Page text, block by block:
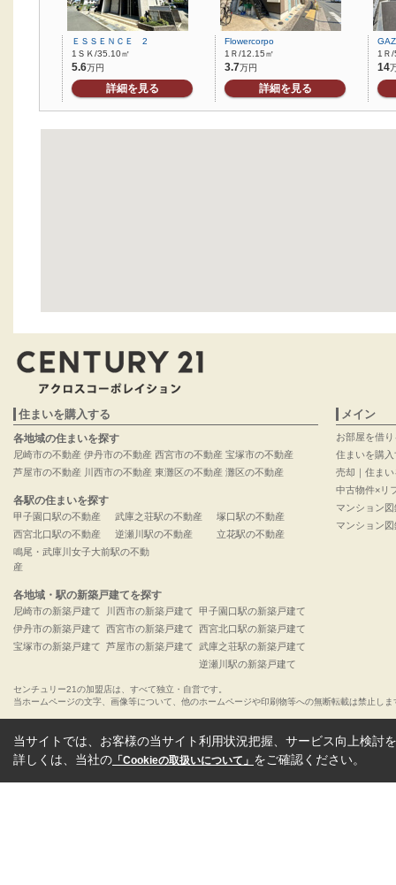
ＥＳＳＥＮＣＥ 2
1ＳＫ/35.10㎡
5.6万円
詳細を見る
Flowercorpo
1Ｒ/12.15㎡
3.7万円
詳細を見る
1Ｒ/
14
住まいを購入する
各地域の住まいを探す
尼崎市の不動産
芦屋市の不動産
伊丹市の不動産
川西市の不動産
西宮市の不動産
東灘区の不動産
宝塚市の不動産
灘区の不動産
各駅の住まいを探す
甲子園口駅の不動産
西宮北口駅の不動産
武庫之荘駅の不動産
逆瀬川駅の不動産
塚口駅の不動産
立花駅の不動産
鳴尾・武庫川女子大前駅の不動
産
各地域・駅の新築戸建てを探す
尼崎市の新築戸建て
伊丹市の新築戸建て
宝塚市の新築戸建て
川西市の新築戸建て
西宮市の新築戸建て
芦屋市の新築戸建て
甲子園口駅の新築戸建て
西宮北口駅の新築戸建て
武庫之荘駅の新築戸建て
逆瀬川駅の新築戸建て
メイン
お部屋を借り
住まいを購入
売却｜住ま
中古物件×リ
マンション
マンション
センチュリー21の加盟店は、すべて独立・自営です。
当ホームページの文字、画像等について、他のホームページや印刷物等への無断転載は禁止しま
当サイトでは、お客様の当サイト利用状況把握、サービス向上検討
詳しくは、当社の 「Cookieの取扱いについて」 をご確認ください。